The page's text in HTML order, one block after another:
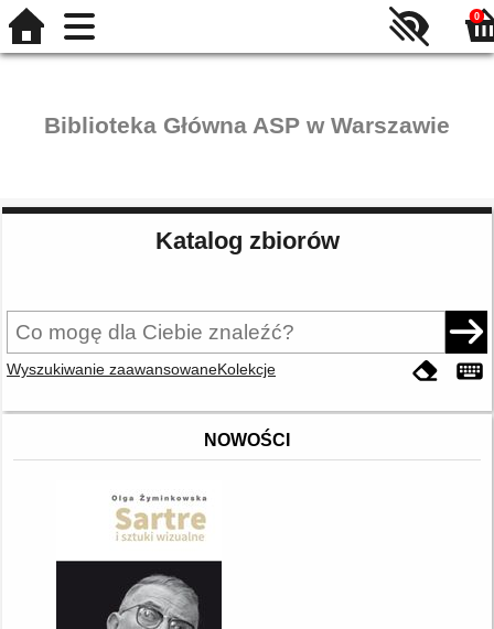
0
Biblioteka Główna ASP w Warszawie
Katalog zbiorów
Wyszukiwanie zaawansowaneKolekcje
NOWOŚCI